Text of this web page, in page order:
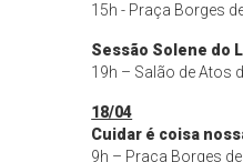
15h - Praça Borges
Sessão Solene do
19h – Salão de Atos
18/04
Cuidar é coisa
9h – Praça Borges